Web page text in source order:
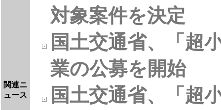
関連ニ
ュース
対象案件を決定
国土交通省、「超
業の公募を開始
国土交通省、「超